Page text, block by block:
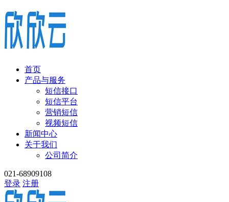
首页
产品与服务
短信接口
短信平台
营销短信
视频短信
新闻中心
关于我们
公司简介
021-68909108
登录 注册